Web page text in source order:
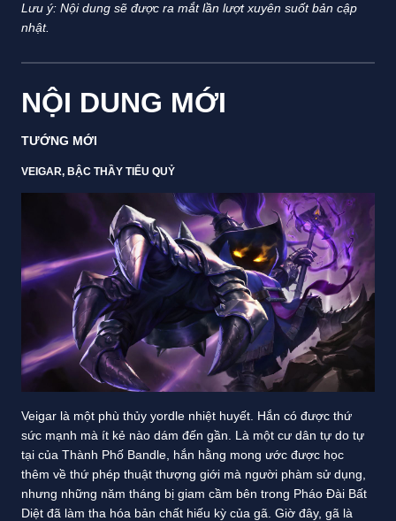
Lưu ý: Nội dung sẽ được ra mắt lần lượt xuyên suốt bản cập
nhật.
NỘI DUNG MỚI
TƯỚNG MỚI
VEIGAR, BẬC THẦY TIỂU QUỶ
Veigar là một phù thủy yordle nhiệt huyết. Hắn có được thứ
sức mạnh mà ít kẻ nào dám đến gần. Là một cư dân tự do tự
tại của Thành Phố Bandle, hắn hằng mong ước được học
thêm về thứ phép thuật thượng giới mà người phàm sử dụng,
nhưng những năm tháng bị giam cầm bên trong Pháo Đài Bất
Diệt đã làm tha hóa bản chất hiếu kỳ của gã. Giờ đây, gã là